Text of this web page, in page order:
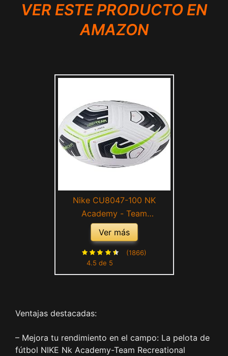
VER ESTE PRODUCTO EN
AMAZON
Nike CU8047-100 NK
Academy - Team
Recreational Soccer Ball
Unisex Adult
White/Black/(Volt) Tamaño 5
Ver más
4.5 de 5
(1866)
Ventajas destacadas:
– Mejora tu rendimiento en el campo: La pelota de
fútbol NIKE Nk Academy-Team Recreational